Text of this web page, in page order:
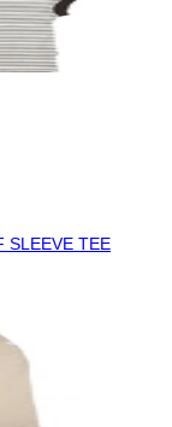
SLEEVE TEE